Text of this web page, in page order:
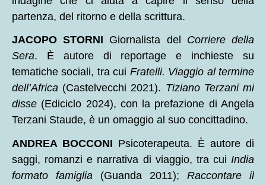
partenza, del ritorno e della scrittura.
JACOPO STORNI Giornalista del Corriere della
Sera. È autore di reportage e inchieste su
tematiche sociali, tra cui Fratelli. Viaggio al termine
dell’Africa (Castelvecchi 2021). Tiziano Terzani mi
disse (Ediciclo 2024), con la prefazione di Angela
Terzani Staude, è un omaggio al suo concittadino.
ANDREA BOCCONI Psicoterapeuta. È autore di
saggi, romanzi e narrativa di viaggio, tra cui India
formato famiglia (Guanda 2011); Raccontare il